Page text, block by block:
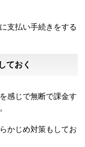
支払い手続きをする
ておく
感じで無断で課金す
かじめ対策もしてお